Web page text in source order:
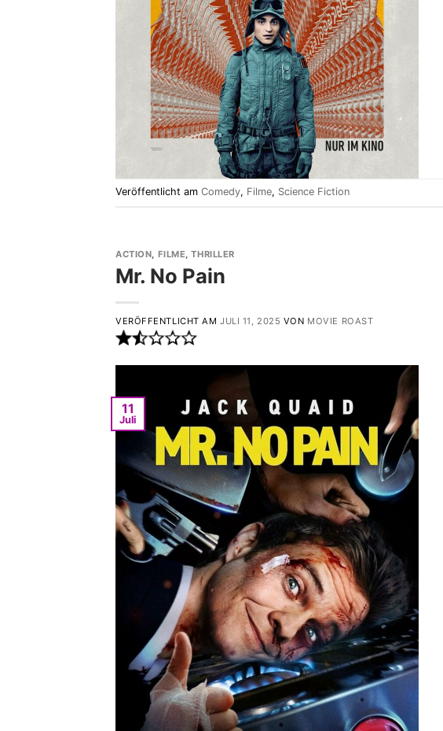
Veröffentlicht am Comedy, Filme, Science Fiction
ACTION FILME ,THRILLER
Mr. No Pain
VERÖFFENTLICHT AMJULI 11, 2025 VON MOVIE ROAST
11
Juli